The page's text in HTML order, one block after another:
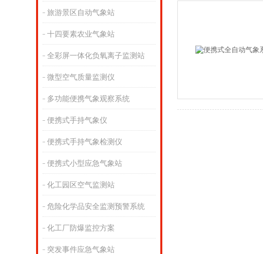
旅游景区自动气象站
十四要素农业气象站
全彩屏一体化负氧离子监测站
微型空气质量监测仪
多功能便携气象观察系统
便携式手持气象仪
便携式手持气象检测仪
便携式小型应急气象站
化工园区空气监测站
危险化学品安全监测预警系统
化工厂防爆监控方案
突发事件应急气象站